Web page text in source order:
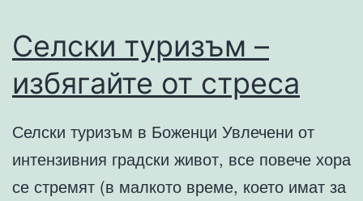
Селски туризъм –
избягайте от стреса
Селски туризъм в Боженци Увлечени от
интензивния градски живот, все повече хора
се стремят (в малкото време, което имат за